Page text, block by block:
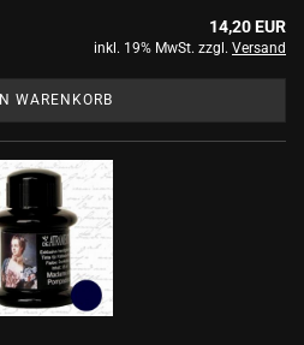
14,20 EUR
inkl. 19% MwSt. zzgl. Versand
WARENKORB